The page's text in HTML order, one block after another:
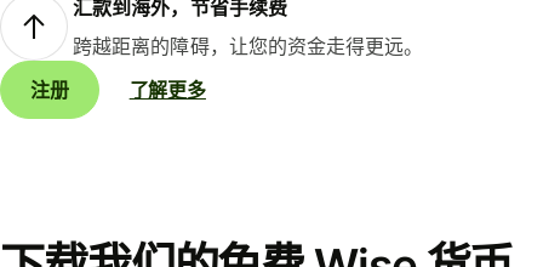
汇款到海外，节省手续费
跨越距离的障碍，让您的资金走得更远。
注册
了解更多